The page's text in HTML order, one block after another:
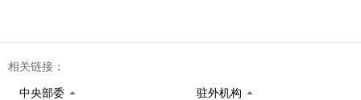
相关链接：
中央部委 驻外机构